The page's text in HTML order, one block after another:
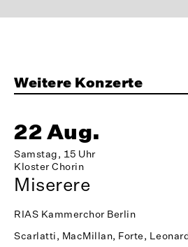
Weitere Konzerte
22 Aug.
Samstag, 15 Uhr
Kloster Chorin
Miserere
RIAS Kammerchor Berlin
Scarlatti, MacMillan, Forte,